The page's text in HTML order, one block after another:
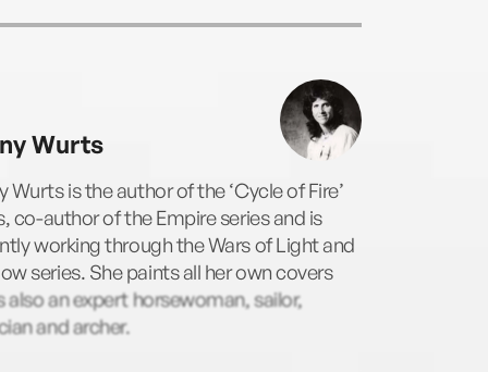
Wurts
Wurts is the author of the ‘Cycle of Fire’
co-author of the Empire series and is
working through the Wars of Light and
series. She paints all her own covers
also an expert horsewoman, sailor,
and archer.